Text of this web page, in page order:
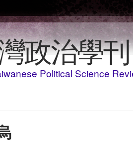
Skip to main content
政治學刊
Political Science